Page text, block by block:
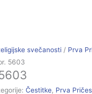
svečanosti / Prva
5603
Čestitke, Prva